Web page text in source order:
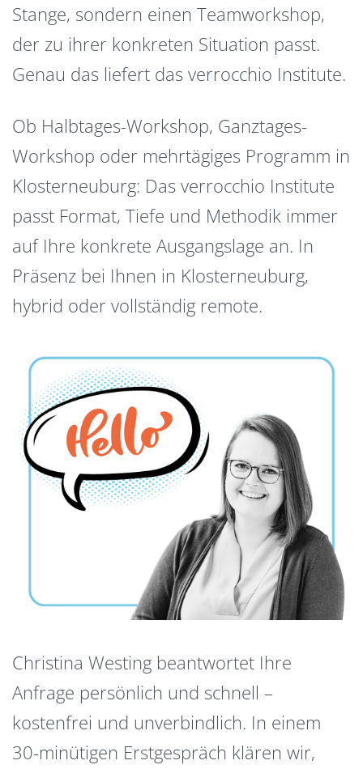
Stange, sondern einen Teamworkshop,
der zu ihrer konkreten Situation passt.
Genau das liefert das verrocchio Institute.
Ob Halbtages-Workshop, Ganztages-
Workshop oder mehrtägiges Programm in
Klosterneuburg: Das verrocchio Institute
passt Format, Tiefe und Methodik immer
auf Ihre konkrete Ausgangslage an. In
Präsenz bei Ihnen in Klosterneuburg,
hybrid oder vollständig remote.
Christina Westing beantwortet Ihre
Anfrage persönlich und schnell –
kostenfrei und unverbindlich. In einem
30-minütigen Erstgespräch klären wir,